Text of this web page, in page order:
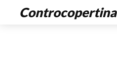
Controcopertina